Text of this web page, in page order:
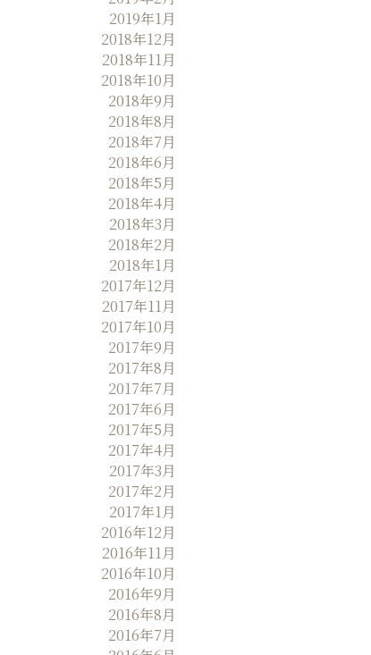
2019年1月
2018年12月
2018年11月
2018年10月
2018年9月
2018年8月
2018年7月
2018年6月
2018年5月
2018年4月
2018年3月
2018年2月
2018年1月
2017年12月
2017年11月
2017年10月
2017年9月
2017年8月
2017年7月
2017年6月
2017年5月
2017年4月
2017年3月
2017年2月
2017年1月
2016年12月
2016年11月
2016年10月
2016年9月
2016年8月
2016年7月